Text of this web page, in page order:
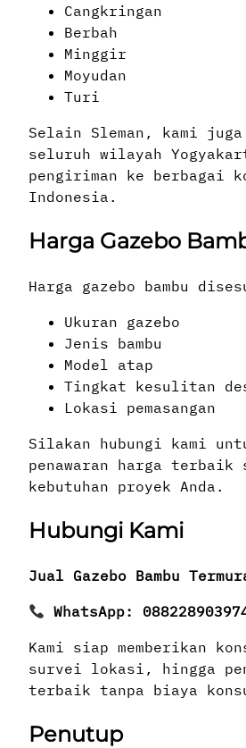
Cangkringan
Berbah
Minggir
Moyudan
Turi
Selain Sleman, kami
seluruh wilayah
pengiriman ke berbagai
Indonesia.
Harga Gazebo
Harga gazebo bambu
Ukuran gazebo
Jenis bambu
Model atap
Tingkat kesulitan
Lokasi pemasangan
Silakan hubungi kami
penawaran harga terbaik
kebutuhan proyek Anda.
Hubungi Kami
Jual Gazebo Bambu
WhatsApp:
Kami siap memberikan
survei lokasi, hingga
terbaik tanpa biaya
Penutup